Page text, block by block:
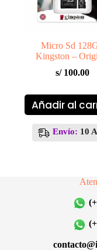
Micro Sd
Kingston –
s/100.00
Añadir al
Envío: 10